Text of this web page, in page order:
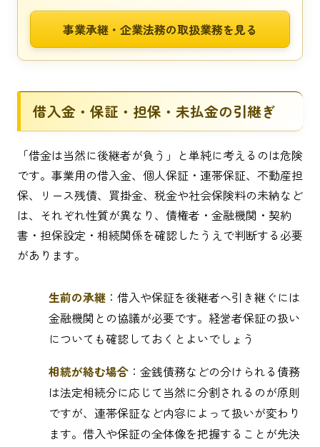
事業承継・企業法務の取扱業務を見る
借入金・保証・担保・未払金の引継ぎ
「借金は当然に後継者が負う」と単純に考えるのは危険
です。事業用の借入金、個人保証・連帯保証、不動産担
保、リース残債、買掛金、税金や社会保険料の未納など
は、それぞれ性質が異なり、債権者・金融機関・契約
書・担保設定・相続関係を確認したうえで判断する必要
があります。
生前の承継 ：借入や保証を後継者へ引き継ぐには
金融機関との協議が必要です。経営者保証の扱い
についても確認しておくとよいでしょう
相続が絡む場合 ：金銭債務などの分けられる債務
は法定相続分に応じて当然に分割されるのが原則
ですが、連帯保証など内容によって扱いが変わり
ます。借入や保証の全体像を把握することが先決